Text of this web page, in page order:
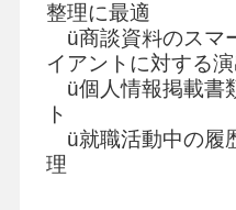
整理に最適
ü商談資料のスマ
イアントに対する
ü個人情報掲載書
ト
ü就職活動中の履
理